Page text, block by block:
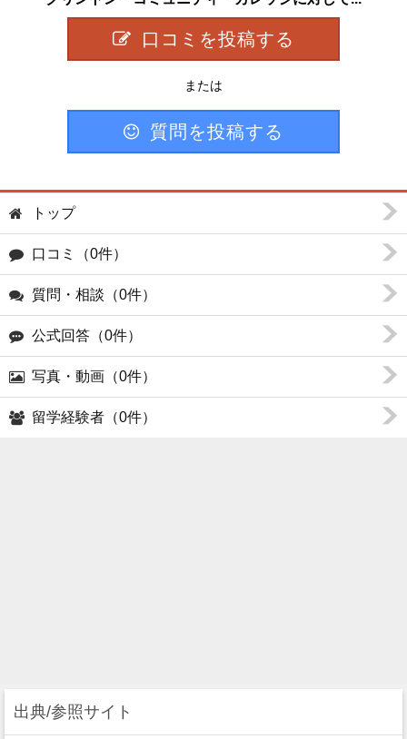
口コミを投稿する
または
質問を投稿する
トップ
口コミ（0件）
質問・相談（0件）
公式回答（0件）
写真・動画（0件）
留学経験者（0件）
出典/参照サイト